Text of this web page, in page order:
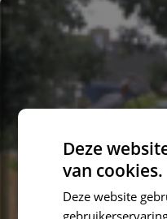
Deze
van cookies.
Deze website